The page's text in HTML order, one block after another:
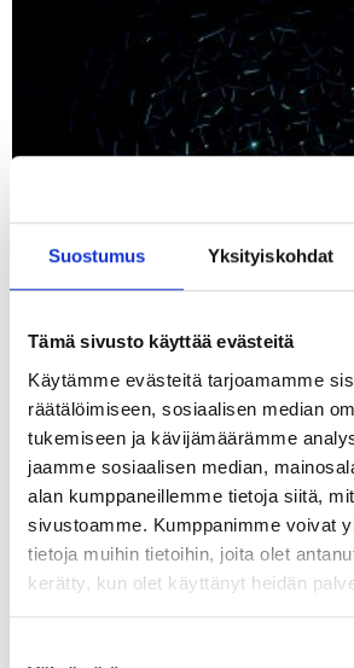
Suostumus Yksityiskohdat
Tämä sivusto käyttää evästeitä
Käytämme evästeitä tarjoamamme
räätälöimiseen, sosiaalisen median
tukemiseen ja kävijämäärämme
jaamme sosiaalisen median,
alan kumppaneillemme tietoja siitä,
sivustoamme. Kumppanimme voivat
tietoja muihin tietoihin, joita olet
kerätty, kun olet käyttänyt heidän